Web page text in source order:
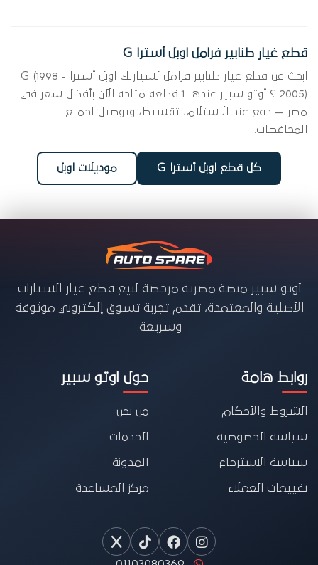
قطع غيار طنابير فرامل اوبل أسترا G
ابحث عن قطع غيار طنابير فرامل لسيارتك اوبل أسترا G (1998 -
2005) ؟ أوتو سبير عندها 1 قطعة متاحة الآن بأفضل سعر في
مصر — دفع عند الاستلام، تقسيط، وتوصيل لجميع
المحافظات.
كل قطع اوبل أسترا G موديلات اوبل
أوتو سبير منصة مصرية مرخصة لبيع قطع غيار السيارات
الأصلية والمعتمدة، تقدم تجربة تسوق إلكتروني موثوقة
وسريعة.
روابط هامة
الشروط والأحكام
سياسة الخصوصية
سياسة الاسترجاع
تقييمات العملاء
حول اوتو سبير
من نحن
الخدمات
المدونة
مركز المساعدة